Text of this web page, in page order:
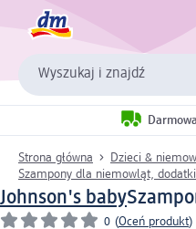
Wyszukaj i znajdź
Strona główna Dzieci &
Szampony dla niemowląt,
Johnson's baby
0 (Oceń produkt)